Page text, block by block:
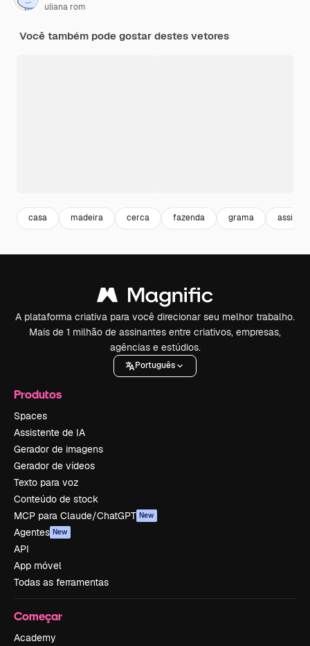
uliana rom
Você também pode gostar destes vetores
casa madeira cerca fazenda grama assinar
A plataforma criativa para você direcionar seu melhor trabalho.
Mais de 1 milhão de assinantes entre criativos, empresas,
agências e estúdios.
Português
Produtos
Spaces
Assistente de IA
Gerador de imagens
Gerador de vídeos
Texto para voz
Conteúdo de stock
MCP para Claude/ChatGPT New
Agentes New
API
App móvel
Todas as ferramentas
Começar
Academy